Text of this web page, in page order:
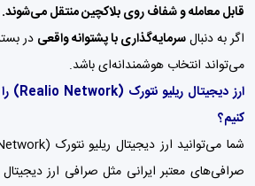
قابل معامله و شفاف روی بلاکچین منتقل می‌شوند.
اگر به دنبالسرمایه‌گذاری با پشتوانه واقعی
می‌تواند انتخاب هوشمندانه‌ای باشد.
ارز دیجیتال ریلیو نتورک (
Realio Network
)
کنیم؟
شما می‌توانید ارز دیجیتال ریلیو نتورک (
صرافی‌های معتبر ایرانی مثل صرافی ارز